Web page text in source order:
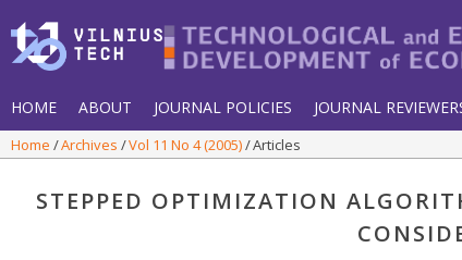
HOME ABOUT JOURNAL POLICIES JOURNAL
Home Archives Vol 11 No 4 (2005) Articles
STEPPED OPTIMIZATION